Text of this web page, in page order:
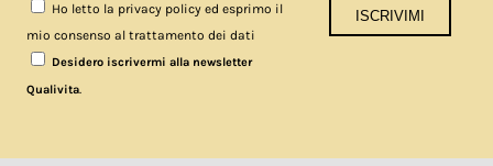
Ho letto la privacy policy ed esprimo il
mio consenso al trattamento dei dati
Desidero iscrivermi alla newsletter
Qualivita.